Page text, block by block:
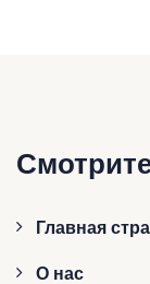
Главная
О нас